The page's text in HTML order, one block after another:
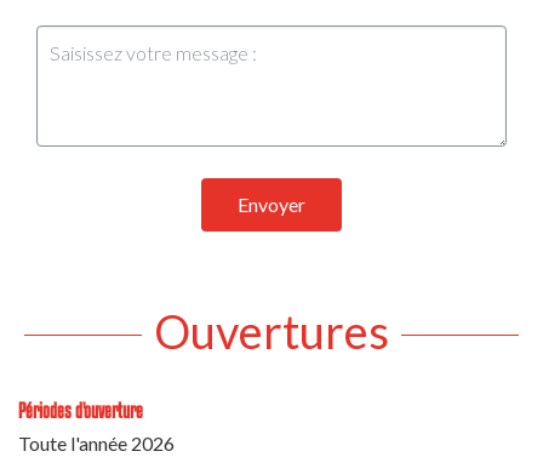
Envoyer
Ouvertures
Périodes d'ouverture
Toute l'année 2026